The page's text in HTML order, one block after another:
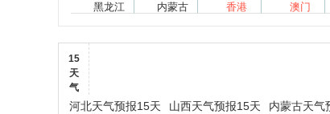
黑龙江
内蒙古 香港 澳门
15
天
气
河北天气预报15天 山西天气预报15天 内蒙古天气